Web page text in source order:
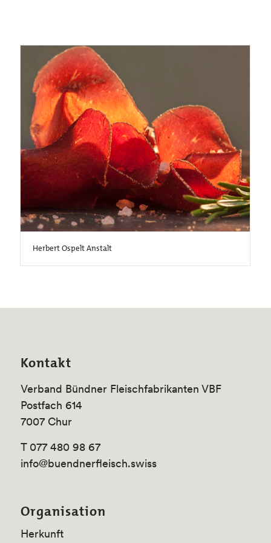
Herbert Ospelt Anstalt
Kontakt
Verband Bündner Fleischfabrikanten VBF
Postfach 614
7007 Chur
T 077 480 98 67
info@buendnerfleisch.swiss
Organisation
Herkunft